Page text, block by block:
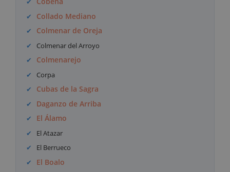
Collado Mediano
Colmenar de Oreja
Colmenar del Arroyo
Colmenarejo
Corpa
Cubas de la Sagra
Daganzo de Arriba
El Álamo
El Atazar
El Berrueco
El Boalo